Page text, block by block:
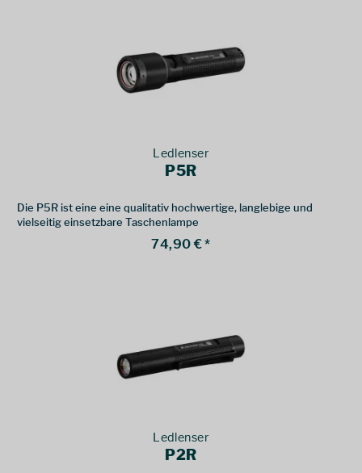
Ledlenser
P5R
Die P5R ist eine eine qualitativ hochwertige, langlebige und
vielseitig einsetzbare Taschenlampe
74,90 € *
Ledlenser
P2R